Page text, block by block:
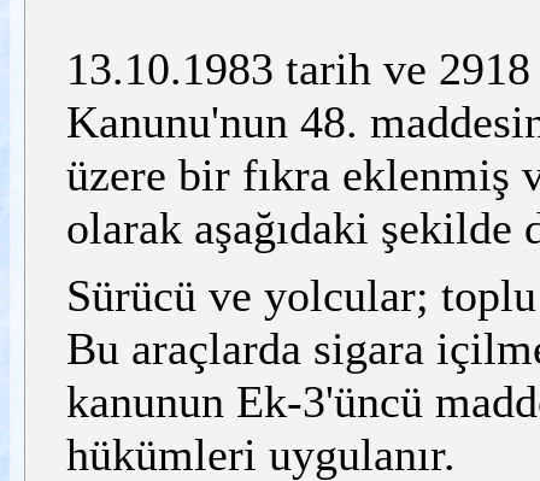
13.10.1983 tarih ve
Kanunu'nun 48.
üzere bir fıkra eklenmiş
olarak aşağıdaki
Sürücü ve yolcular; toplu
Bu araçlarda sigara
kanunun Ek-3'üncü
hükümleri uygulanır.